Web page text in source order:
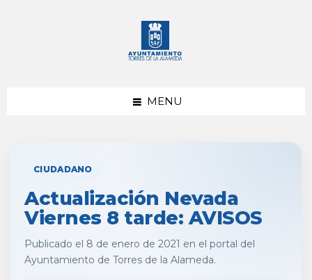
MENU
CIUDADANO
Actualización Nevada
Viernes 8 tarde: AVISOS
Publicado el 8 de enero de 2021 en el portal del
Ayuntamiento de Torres de la Alameda.